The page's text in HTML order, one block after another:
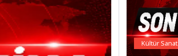
Kültür Sanat